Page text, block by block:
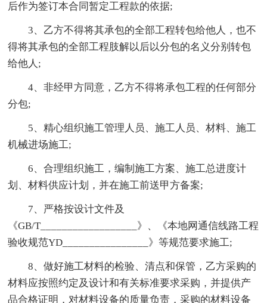
后作为签订本合同暂定工程款的依据;
3、乙方不得将其承包的全部工程转包给他人，也不
得将其承包的全部工程肢解以后以分包的名义分别转包
给他人;
4、非经甲方同意，乙方不得将承包工程的任何部分
分包;
5、精心组织施工管理人员、施工人员、材料、施工
机械进场施工;
6、合理组织施工，编制施工方案、施工总进度计
划、材料供应计划，并在施工前送甲方备案;
7、严格按设计文件及
《GB/T__________________》、《本地网通信线路工程
验收规范YD________________》等规范要求施工;
8、做好施工材料的检验、清点和保管，乙方采购的
材料应按照约定及设计和有关标准要求采购，并提供产
品合格证明，对材料设备的质量负责，采购的材料设备